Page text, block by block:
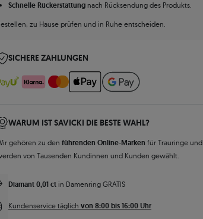
Schnelle Rückerstattung nach Rücksendung des Produkts.
zu Hause prüfen und in Ruhe entscheiden.
SICHERE ZAHLUNGEN
WARUM IST SAVICKI DIE BESTE WAHL?
gehören zu den führenden Online-Marken für Trauringe und
von Tausenden Kundinnen und Kunden gewählt.
Diamant 0,01 ct in Damenring GRATIS
Kundenservice täglich von 8:00 bis 16:00 Uhr